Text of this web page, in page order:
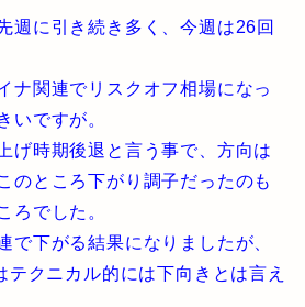
週に引き続き多く、今週は26回
ナ関連でリスクオフ相場になっ
いですが。
げ時期後退と言う事で、方向は
のところ下がり調子だったのも
ろでした。
で下がる結果になりましたが、
クニカル的には下向きとは言え